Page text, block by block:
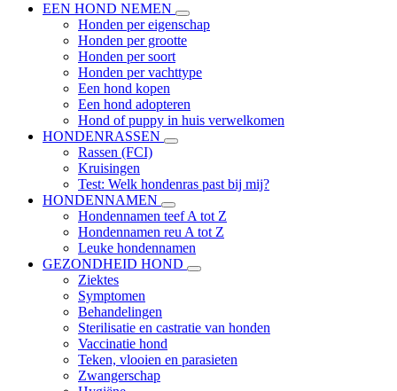
EEN HOND NEMEN
Honden per eigenschap
Honden per grootte
Honden per soort
Honden per vachttype
Een hond kopen
Een hond adopteren
Hond of puppy in huis verwelkomen
HONDENRASSEN
Rassen (FCI)
Kruisingen
Test: Welk hondenras past bij mij?
HONDENNAMEN
Hondennamen teef A tot Z
Hondennamen reu A tot Z
Leuke hondennamen
GEZONDHEID HOND
Ziektes
Symptomen
Behandelingen
Sterilisatie en castratie van honden
Vaccinatie hond
Teken, vlooien en parasieten
Zwangerschap